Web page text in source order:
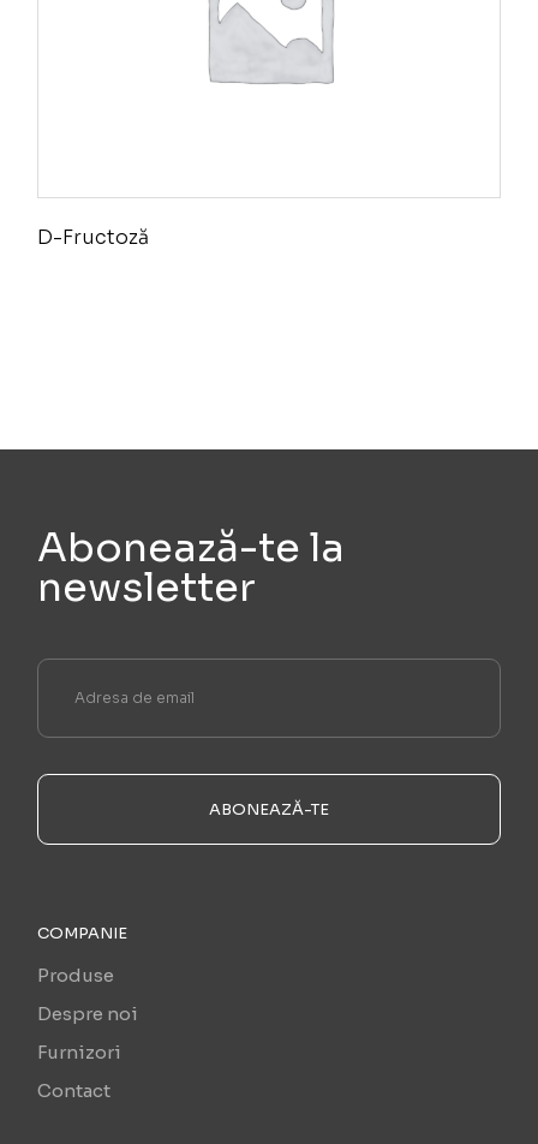
D-Fructoză
Abonează-te la
newsletter
ABONEAZĂ-TE
COMPANIE
Produse
Despre noi
Furnizori
Contact